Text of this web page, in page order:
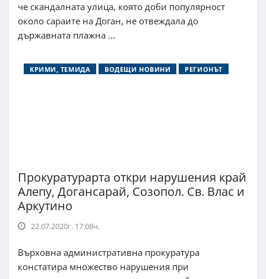
че скандалната улица, която доби популярност
около сараите на Доган, не отвеждала до
държавната плажна ...
КРИМИ, ТЕМИДА ВОДЕЩИ НОВИНИ РЕГИОНЪТ
Прокуратурарта откри нарушения край
Алепу, Догансарай, Созопол. Св. Влас и
Аркутино
22.07.2020г. 17:08ч.
Върховна административна прокуратура
констатира множество нарушения при